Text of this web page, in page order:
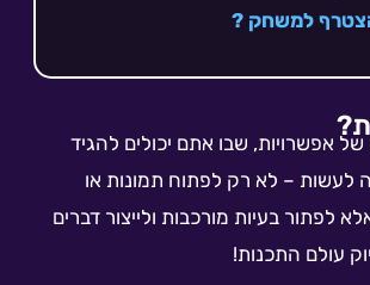
למשחק ?
של אפשרויות, שבו אתם יכולים להגיד
לעשות – לא רק לפתוח תמונות או
לפתור בעיות מורכבות ולייצור דברים
עולם התכנות!